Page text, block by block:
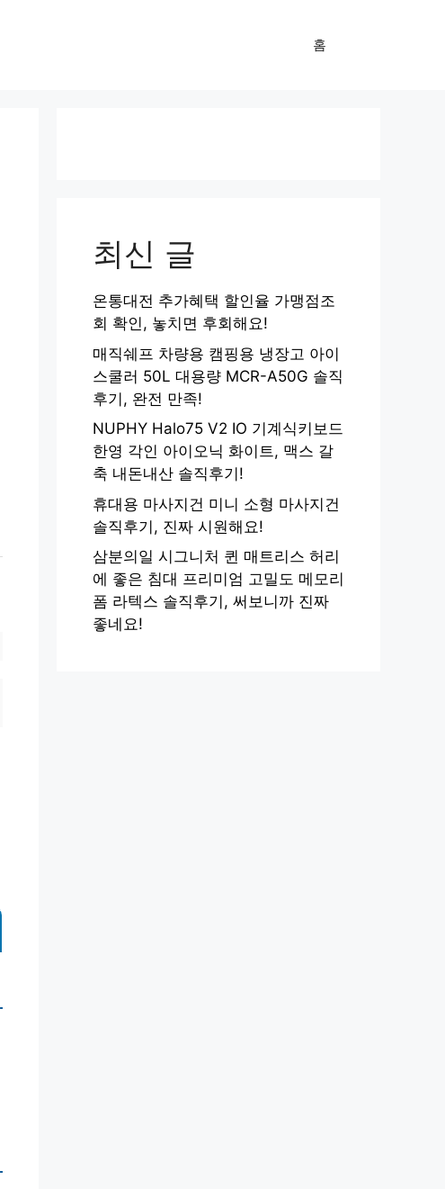
홈
최신 글
온통대전 추가혜택 할인율 가맹점조
회 확인, 놓치면 후회해요!
매직쉐프 차량용 캠핑용 냉장고 아이
스쿨러 50L 대용량 MCR-A50G 솔직
후기, 완전 만족!
NUPHY Halo75 V2 IO 기계식키보드
한영 각인 아이오닉 화이트, 맥스 갈
축 내돈내산 솔직후기!
휴대용 마사지건 미니 소형 마사지건
솔직후기, 진짜 시원해요!
삼분의일 시그니처 퀸 매트리스 허리
에 좋은 침대 프리미엄 고밀도 메모리
폼 라텍스 솔직후기, 써보니까 진짜
좋네요!